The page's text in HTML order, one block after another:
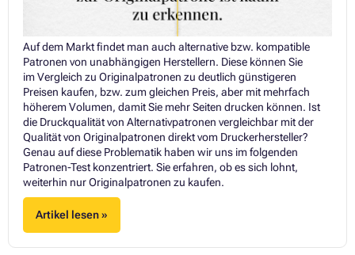
Auf dem Markt findet man auch alternative bzw. kompatible
Patronen von unabhängigen Herstellern. Diese können Sie
im Vergleich zu Originalpatronen zu deutlich günstigeren
Preisen kaufen, bzw. zum gleichen Preis, aber mit mehrfach
höherem Volumen, damit Sie mehr Seiten drucken können. Ist
die Druckqualität von Alternativpatronen vergleichbar mit der
Qualität von Originalpatronen direkt vom Druckerhersteller?
Genau auf diese Problematik haben wir uns im folgenden
Patronen-Test konzentriert. Sie erfahren, ob es sich lohnt,
weiterhin nur Originalpatronen zu kaufen.
Artikel lesen »